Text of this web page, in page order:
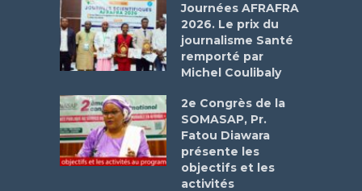
Journées AFRAFRA
2026. Le prix du
journalisme Santé
remporté par
Michel Coulibaly
2e Congrès de la
SOMASAP, Pr.
Fatou Diawara
présente les
objectifs et les
activités